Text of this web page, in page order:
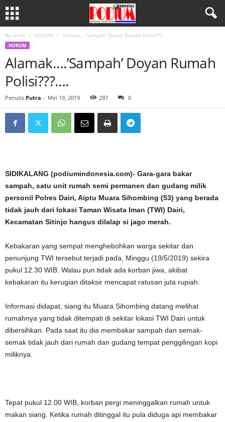
Beranda HUKUM Alamak….’Sampah’ Doyan Rumah Polisi???….
HUKUM
Alamak….’Sampah’ Doyan Rumah
Polisi???….
Penulis Putra - Mei 19, 2019 297 0
SIDIKALANG (podiumindonesia.com)- Gara-gara bakar
sampah, satu unit rumah semi permanen dan gudang milik
personil Polres Dairi, Aiptu Muara Sihombing (53) yang berada
tidak jauh dari lokasi Taman Wisata Iman (TWI) Dairi,
Kecamatan Sitinjo hangus dilalap si jago merah.
Kebakaran yang sempat menghebohkan warga sekitar dan
penunjung TWI tersebut terjadi pada, Minggu (19/5/2019) sekira
pukul 12.30 WIB. Walau pun tidak ada korban jiwa, akibat
kebakaran itu kerugian ditaksir mencapat ratusan juta rupiah.
Informasi didapat, siang itu Muara Sihombing datang melihat
rumahnya yang tidak ditempati di sekitar lokasi TWI Dairi untuk
dibersihkan. Pada saat itu dia membakar sampah dan semak-
semak tidak jauh dari rumah dan gudang tempat penggilingan kopi
miliknya.
Tepat pukul 12.00 WIB, korban pergi meninggalkan rumah untuk
makan siang. Ketika rumah ditinggal itu pula diduga api membakar